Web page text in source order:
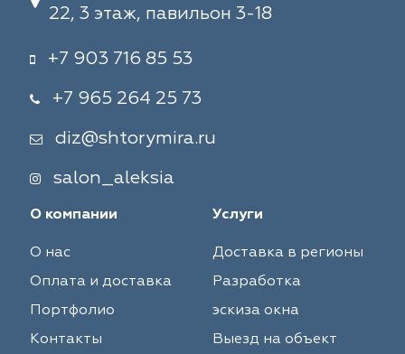
22, 3 этаж, павильон 3-18
+7 903 716 85 53
+7 965 264 25 73
diz@shtorymira.ru
salon_aleksia
О компании
О нас
Оплата и доставка
Портфолио
Контакты
Услуги
Доставка в регионы
Разработка
эскиза окна
Выезд на объект